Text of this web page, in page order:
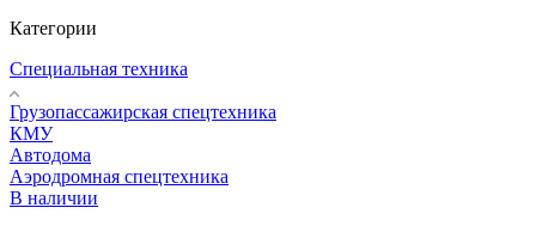
Категории
Специальная техника
Грузопассажирская спецтехника
КМУ
Автодома
Аэродромная спецтехника
В наличии